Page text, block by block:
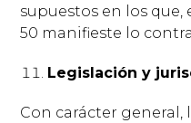
supuestos en los que,
50 manifieste lo
Legislación y
Con carácter general,